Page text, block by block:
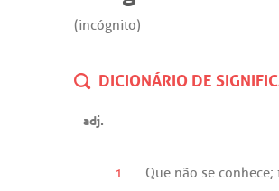
(incógnito)
DICIONÁRIO DE
adj.
1. Que não se conhece;